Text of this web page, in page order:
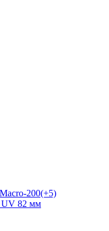
200(+5)
UV 82 мм